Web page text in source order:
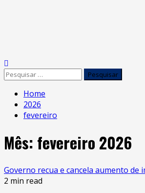
content
Primary
Menu
Pesquisar
Home
2026
fevereiro
Mês: fevereiro 2026
Governo recua e cancela aumento
2 min read